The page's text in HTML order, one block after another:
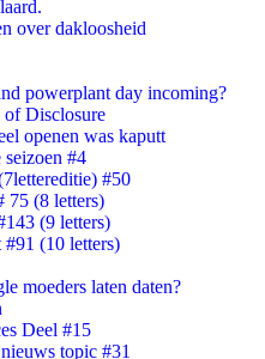
over dakloosheid
powerplant day incoming?
Disclosure
openen was kaputt
#4
#50
75 (8 letters)
(9 letters)
#91 (10 letters)
moeders laten daten?
Deel #15
topic #31